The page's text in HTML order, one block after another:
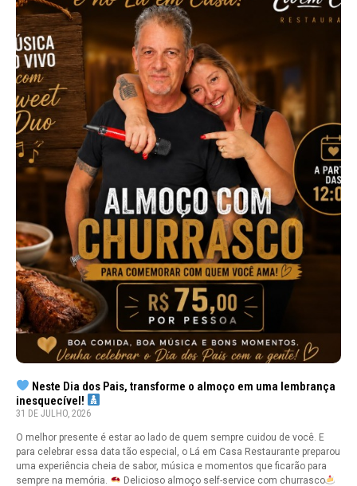
Neste Dia dos Pais, transforme o almoço em uma lembrança
inesquecível!
31 DE JULHO, 2026
O melhor presente é estar ao lado de quem sempre cuidou de você. E
para celebrar essa data tão especial, o Lá em Casa Restaurante preparou
uma experiência cheia de sabor, música e momentos que ficarão para
sempre na memória.
Delicioso almoço self-service com churrasco